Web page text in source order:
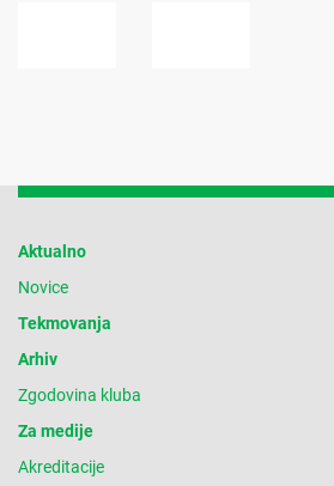
Aktualno
Novice
Tekmovanja
Arhiv
Zgodovina kluba
Za medije
Akreditacije